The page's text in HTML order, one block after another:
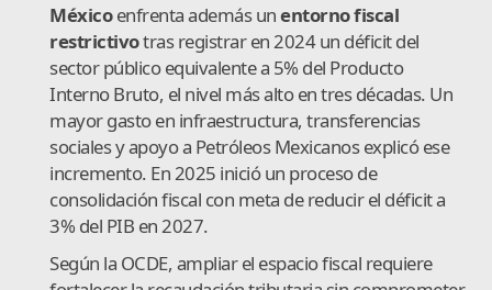
Méxicoenfrenta además unentorno fiscal
restrictivotras registrar en 2024 un déficit del
sector público equivalente a 5% del Producto
Interno Bruto, el nivel más alto en tres décadas. Un
mayor gasto en infraestructura, transferencias
sociales y apoyo a Petróleos Mexicanos explicó ese
incremento. En 2025 inició un proceso de
consolidación fiscal con meta de reducir el déficit a
3% del PIB en 2027.
Según la OCDE, ampliar el espacio fiscal requiere